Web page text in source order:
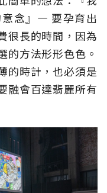
念』— 要孕育出
很長的時間，因為
的方法形形色色。
的時計，也必須是
融會百達翡麗所有